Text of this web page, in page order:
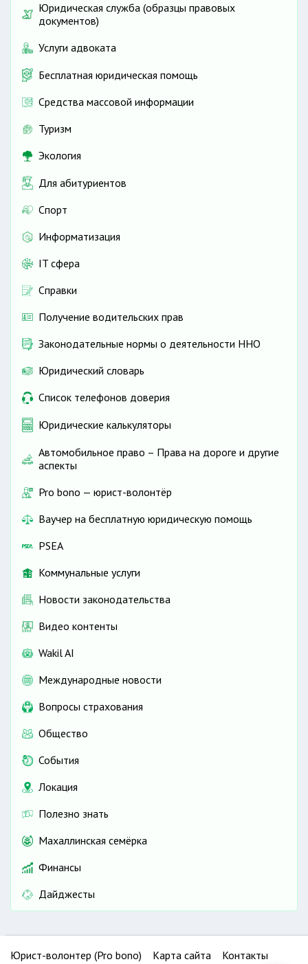
Юридическая служба (образцы правовых
документов)
Услуги адвоката
Бесплатная юридическая помощь
Средства массовой информации
Туризм
Экология
Для абитуриентов
Спорт
Информатизация
IT сфера
Справки
Получение водительских прав
Законодательные нормы о деятельности ННО
Юридический словарь
Список телефонов доверия
Юридические калькуляторы
Автомобильное право – Права на дороге и другие
аспекты
Pro bono — юрист-волонтёр
Ваучер на бесплатную юридическую помощь
PSEA
Коммунальные услуги
Новости законодательства
Видео контенты
Wakil AI
Международные новости
Вопросы страхования
Общество
События
Локация
Полезно знать
Махаллинская семёрка
Финансы
Дайджесты
Юрист-волонтер (Pro bono) Карта сайта Контакты